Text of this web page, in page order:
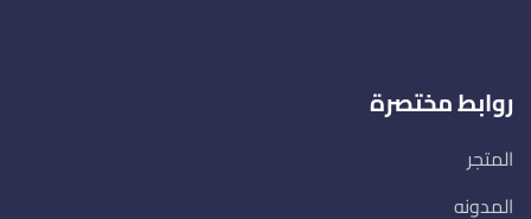
روابط مختصرة
المتجر
المدونه